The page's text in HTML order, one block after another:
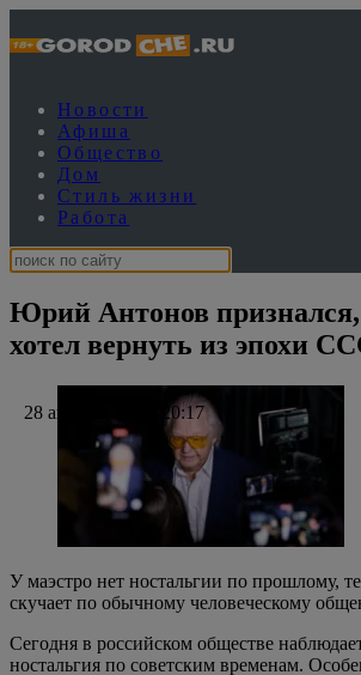
Новости
Афиша
Общество
Дом
Стиль жизни
Работа
Юрий Антонов
хотел вернуть из эпохи
28 августа 2025, 20:17
У маэстро нет ностальгии по прошлому,
скучает по обычному человеческому
Сегодня в российском обществе
ностальгия по советским временам.